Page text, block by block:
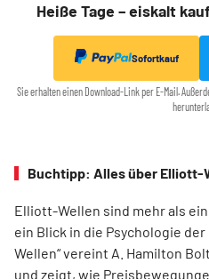
Heiße Tage – eiskalt
Sofortkauf
Sie erhalten einen Download-Link per E-Mail.
Buchtipp: Alles über Elliott-
Elliott-Wellen sind mehr als
ein Blick in die Psychologie
Wellen“ vereint A. Hamilton
und zeigt, wie